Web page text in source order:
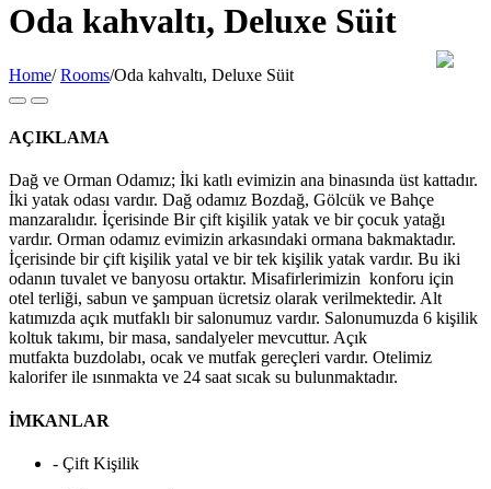
Oda kahvaltı, Deluxe Süit
Home/ Rooms/Oda kahvaltı, Deluxe Süit
AÇIKLAMA
Dağ ve Orman Odamız; İki katlı evimizin ana binasında üst kattadır.
İki yatak odası vardır. Dağ odamız Bozdağ, Gölcük ve Bahçe
manzaralıdır. İçerisinde Bir çift kişilik yatak ve bir çocuk yatağı
vardır. Orman odamız evimizin arkasındaki ormana bakmaktadır.
İçerisinde bir çift kişilik yatal ve bir tek kişilik yatak vardır. Bu iki
odanın tuvalet ve banyosu ortaktır. Misafirlerimizin konforu için
otel terliği, sabun ve şampuan ücretsiz olarak verilmektedir. Alt
katımızda açık mutfaklı bir salonumuz vardır. Salonumuzda 6 kişilik
koltuk takımı, bir masa, sandalyeler mevcuttur. Açık
mutfakta buzdolabı, ocak ve mutfak gereçleri vardır. Otelimiz
kalorifer ile ısınmakta ve 24 saat sıcak su bulunmaktadır.
İMKANLAR
- Çift Kişilik